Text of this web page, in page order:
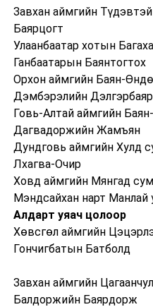
Завхан аймгийн
Баярцогт
Улаанбаатар хотын
Ганбаатарын Баянтогтох
Орхон аймгийн Баян-
Дэмбэрэлийн Дэлгэрбаяр
Говь-Алтай аймгийн
Дагвадоржийн Жамъян
Дундговь аймгийн Хулд
Лхагва-Очир
Ховд аймгийн Мянгад
Мэндсайхан нарт Манлай
Алдарт уяач цолоор
Хөвсгөл аймгийн
Гончигбатын Батболд
Завхан аймгийн
Балдоржийн Баярдорж